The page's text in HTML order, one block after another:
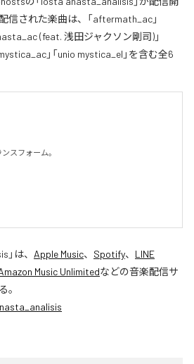
信された楽曲は、「aftermath_ac」
(feat. 浅田ジャクソン剛司)」
」「unio mystica_el」を含む全6
スフォーム。
」は、 Apple Music、 Spotify、 LINE
Music Unlimitedなどの音楽配信サ
。